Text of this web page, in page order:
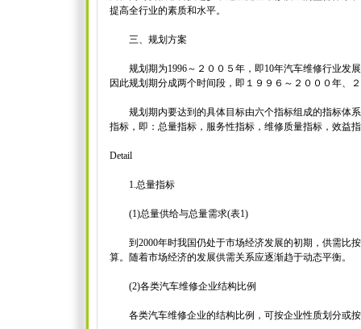
提高全行业的素质和水平。
三、规划方案
规划期为1996～２００５年，即10年汽车维修行业发
因此规划期分成两个时间段，即１９９６～２０００年、
规划期内要达到的具体目标由六个指标组成的指标体系
指标，即：总量指标，服务性指标，维修质量指标，效益
Detail
1.总量指标
(1)总量供给与总量需求(表1)
到2000年时我国仍处于市场经济发展的初期，供需比按
算。随着市场经济的发展供需关系应逐渐趋于动态平衡。
(2)各类汽车维修企业结构比例
各类汽车维修企业的结构比例，可按企业性质划分或按